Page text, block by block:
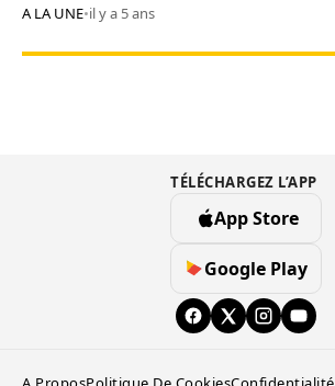
A LA UNE•il y a 5 ans
TÉLÉCHARGEZ L’APP
App Store
Google Play